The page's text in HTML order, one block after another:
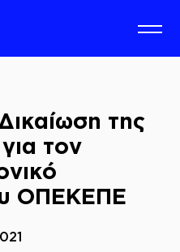
της
τον
ΟΠΕΚΕΠΕ